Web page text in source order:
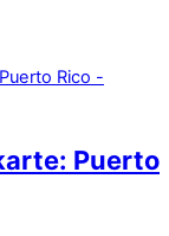
Puerto